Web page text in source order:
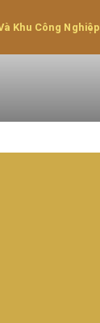
Khu Công Nghiệp